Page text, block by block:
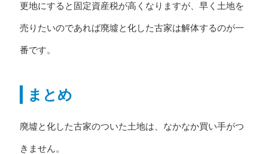
更地にすると固定資産税が高くなりますが、早く土地を
売りたいのであれば廃墟と化した古家は解体するのが一
番です。
まとめ
廃墟と化した古家のついた土地は、なかなか買い手がつ
きません。